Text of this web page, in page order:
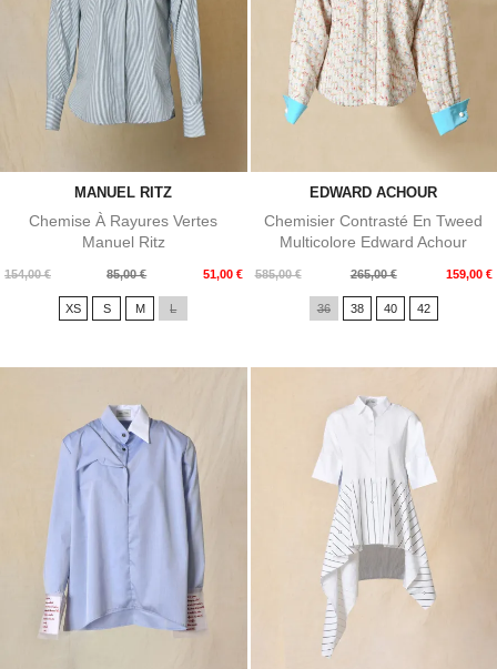
MANUEL RITZ
Chemise À Rayures Vertes
Manuel Ritz
154,00 €
Prix
85,00 € 51,00 €
Prix
XS S M L
EDWARD ACHOUR
Chemisier Contrasté En Tweed
Multicolore Edward Achour
585,00 €
Prix
265,00 € 159,00 €
Prix
36 38 40 42